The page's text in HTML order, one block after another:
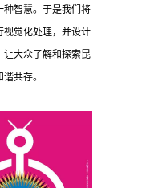
种智慧。于是我们将
视觉化处理，并设计
让大众了解和探索昆
共存。